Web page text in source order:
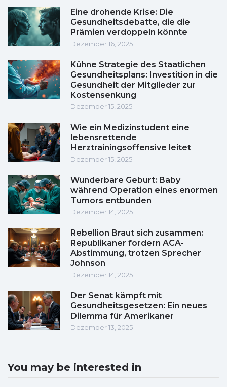
Eine drohende Krise: Die
Gesundheitsdebatte, die die
Prämien verdoppeln könnte
Dezember 16, 2025
Kühne Strategie des Staatlichen
Gesundheitsplans: Investition in die
Gesundheit der Mitglieder zur
Kostensenkung
Dezember 15, 2025
Wie ein Medizinstudent eine
lebensrettende
Herztrainingsoffensive leitet
Dezember 15, 2025
Wunderbare Geburt: Baby
während Operation eines enormen
Tumors entbunden
Dezember 14, 2025
Rebellion Braut sich zusammen:
Republikaner fordern ACA-
Abstimmung, trotzen Sprecher
Johnson
Dezember 14, 2025
Der Senat kämpft mit
Gesundheitsgesetzen: Ein neues
Dilemma für Amerikaner
Dezember 13, 2025
You may be interested in